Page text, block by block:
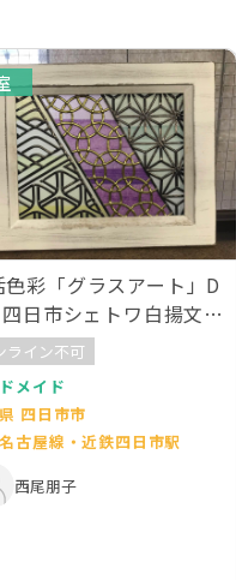
色彩「グラスアート」D
日市シェトワ白揚文具
ライン不可
メイド
四日市市
古屋線・近鉄四日市駅
西尾朋子